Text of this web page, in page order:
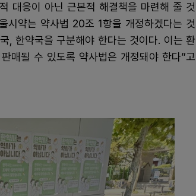
대응이 아닌 근본적 해결책을 마련해 줄 것
시약는 약사법 20조 1항을 개정하겠다는 것
, 한약국을 구분해야 한다는 것이다. 이는 환
매될 수 있도록 약사법은 개정돼야 한다”고